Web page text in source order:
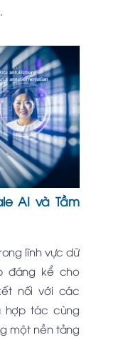
AI và Tầm
lĩnh vực dữ
đáng kể cho
nối với các
hợp tác cùng
một nền tảng